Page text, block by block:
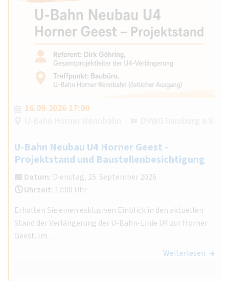
16.09.2026 17:00
U-Bahn Neubau U4 Horner Geest -
Projektstand und Baustellenbesichtigung
📅 Datum: Dienstag, 15. September 2026
🕔 Uhrzeit: 17:00 Uhr
Erhalten Sie einen exklusiven Einblick in den aktuellen
Stand der Verlängerung der U-Bahn-Linie U4 zur Horner
Geest. Im…
Weiterlesen